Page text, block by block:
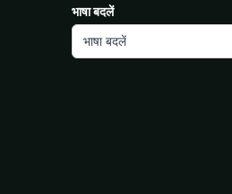
भाषा बदलें
भाषा बदलें